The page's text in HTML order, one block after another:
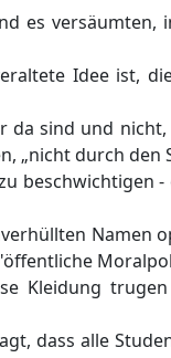
es versäumten,
Idee ist,
da sind und
„nicht durch den
beschwichtigen -
Namen
Kleidung
dass alle